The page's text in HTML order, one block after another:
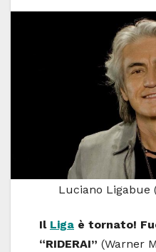
Luciano Ligabue
Il Liga è tornato!
“RIDERAI” (Warner